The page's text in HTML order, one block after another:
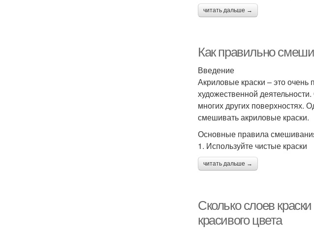
читать дальше →
Как правильно
Введение
Акриловые краски – это очень
художественной
многих других поверхностях.
смешивать акриловые краски.
Основные правила
1. Используйте чистые краски
читать дальше →
Сколько слоев
красивого цвета